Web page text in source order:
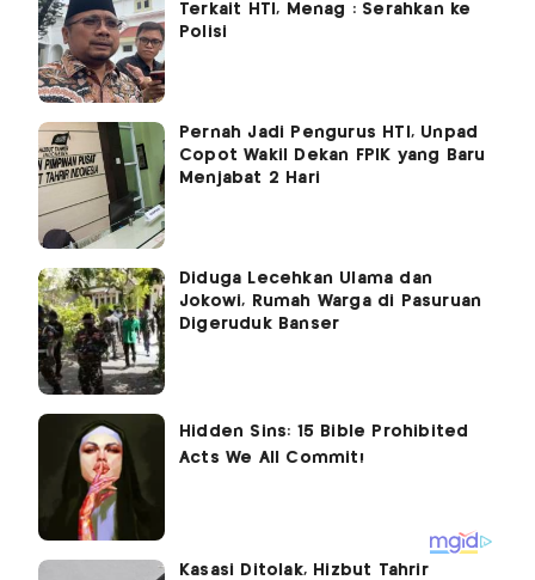
Terkait HTI, Menag : Serahkan ke
Polisi
Pernah Jadi Pengurus HTI, Unpad
Copot Wakil Dekan FPIK yang Baru
Menjabat 2 Hari
Diduga Lecehkan Ulama dan
Jokowi, Rumah Warga di Pasuruan
Digeruduk Banser
Kasasi Ditolak, Hizbut Tahrir